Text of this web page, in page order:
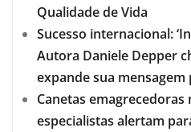
Qualidade de Vida
Sucesso internacional:
Autora Daniele Depper
expande sua mensagem
Canetas
especialistas alertam